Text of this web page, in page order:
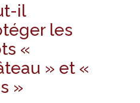
il
les
«
» et «
»